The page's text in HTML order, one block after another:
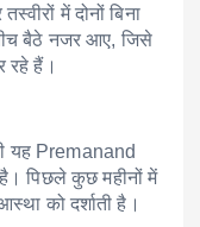
में दोनों बिना
बैठे नजर आए, जिसे
रहे हैं।
यह Premanand
है। पिछले कुछ महीनों में
को दर्शाती है।